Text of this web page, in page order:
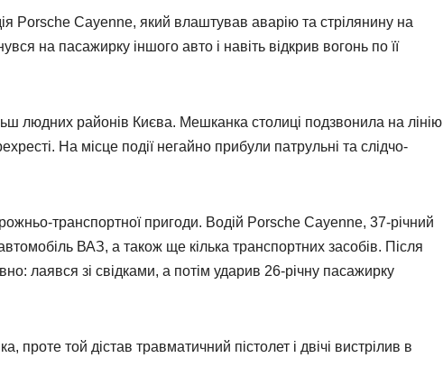
Porsche Cayenne, який влаштував аварію та стрілянину на
на пасажирку іншого авто і навіть відкрив вогонь по її
людних районів Києва. Мешканка столиці подзвонила на лінію
На місце події негайно прибули патрульні та слідчо-
транспортної пригоди. Водій Porsche Cayenne, 37-річний
ВАЗ, а також ще кілька транспортних засобів. Після
лаявся зі свідками, а потім ударив 26-річну пасажирку
проте той дістав травматичний пістолет і двічі вистрілив в